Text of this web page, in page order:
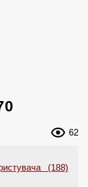
62
(188)